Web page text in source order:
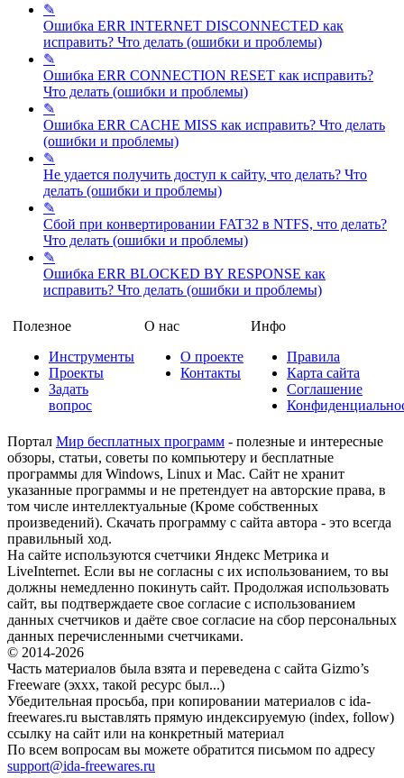
✎
Ошибка ERR INTERNET DISCONNECTED как
исправить? Что делать (ошибки и проблемы)
✎
Ошибка ERR CONNECTION RESET как исправить?
Что делать (ошибки и проблемы)
✎
Ошибка ERR CACHE MISS как исправить? Что делать
(ошибки и проблемы)
✎
Не удается получить доступ к сайту, что делать? Что
делать (ошибки и проблемы)
✎
Сбой при конвертировании FAT32 в NTFS, что делать?
Что делать (ошибки и проблемы)
✎
Ошибка ERR BLOCKED BY RESPONSE как
исправить? Что делать (ошибки и проблемы)
Полезное
Инструменты
Проекты
Задать
вопрос
О нас
О проекте
Контакты
Инфо
Правила
Карта сайта
Соглашение
Портал Мир бесплатных программ - полезные и интересные
обзоры, статьи, советы по компьютеру и бесплатные
программы для Windows, Linux и Mac. Сайт не хранит
указанные программы и не претендует на авторские права, в
том числе интеллектуальные (Кроме собственных
произведений). Скачать программу с сайта автора - это всегда
правильный ход.
На сайте используются счетчики Яндекс Метрика и
LiveInternet. Если вы не согласны с их использованием, то вы
должны немедленно покинуть сайт. Продолжая использовать
сайт, вы подтверждаете свое согласие с использованием
данных счетчиков и даёте свое согласие на сбор персональных
данных перечисленными счетчиками.
© 2014-2026
Часть материалов была взята и переведена с сайта Gizmo’s
Freeware (эххх, такой ресурс был...)
Убедительная просьба, при копировании материалов с ida-
freewares.ru выставлять прямую индексируемую (index, follow)
ссылку на сайт или на конкретный материал
По всем вопросам вы можете обратится письмом по адресу
support@ida-freewares.ru